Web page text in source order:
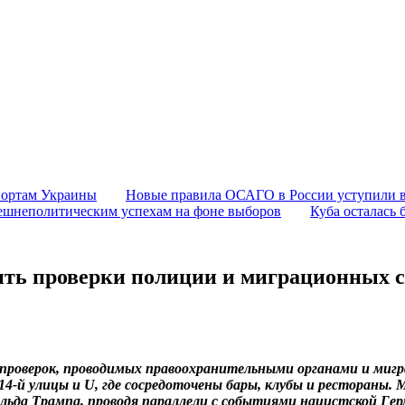
Украины
Новые правила ОСАГО в России уступили в
успехам на фоне выборов
Куба осталась
проверки полиции и миграционных
проводимых правоохранительными органами и
й улицы и U, где сосредоточены бары, клубы и
Трампа, проводя параллели с событиями нацистской